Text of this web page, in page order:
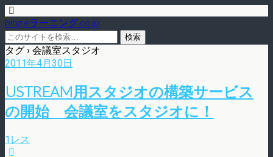
blog.eラーニング.co.jp
タグ › 会議室スタジオ
2011年4月30日
USTREAM用スタジオの構築サービス
の開始 会議室をスタジオに！
1レス